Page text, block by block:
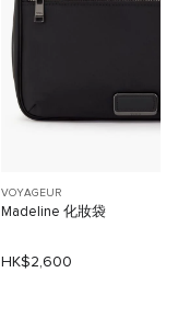
VOYAGEUR
Madeline 化妝袋
HK$2,600